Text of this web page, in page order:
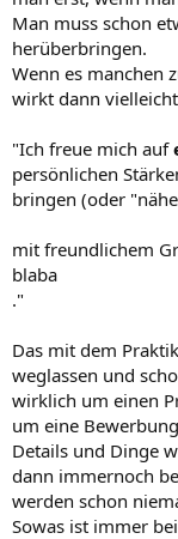
Man muss schon
herüberbringen.
Wenn es manchen
wirkt dann
"Ich freue mich auf
persönlichen
bringen (oder
mit freundlichem
blaba
."
Das mit dem
weglassen und
wirklich um einen
um eine
Details und Dinge
dann immernoch
werden schon
Sowas ist immer